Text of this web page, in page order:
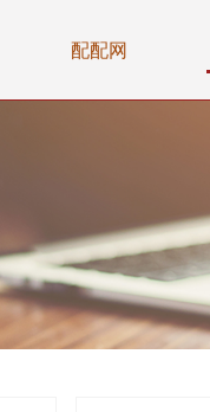
配配网